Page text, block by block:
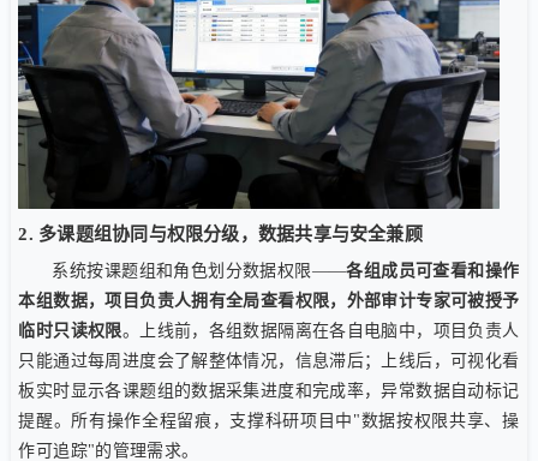
2. 多课题组协同与权限分级，数据共享与安全兼顾
系统按课题组和角色划分数据权限——各组成员可查看和操作
本组数据，项目负责人拥有全局查看权限，外部审计专家可被授予
临时只读权限。上线前，各组数据隔离在各自电脑中，项目负责人
只能通过每周进度会了解整体情况，信息滞后；上线后，可视化看
板实时显示各课题组的数据采集进度和完成率，异常数据自动标记
提醒。所有操作全程留痕，支撑科研项目中"数据按权限共享、操
作可追踪"的管理需求。